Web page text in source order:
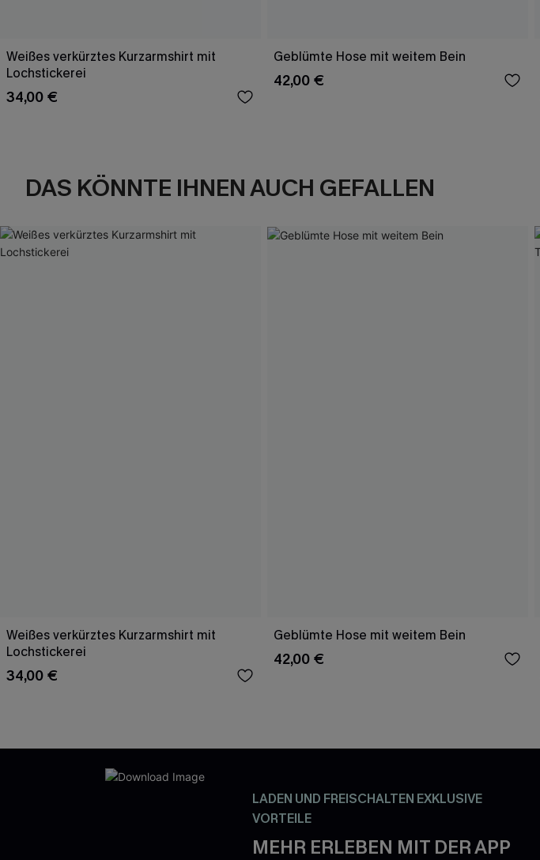
Weißes verkürztes Kurzarmshirt mit
Lochstickerei
34,00 €
Geblümte Hose mit weitem Bein
42,00 €
DAS KÖNNTE IHNEN AUCH GEFALLEN
Weißes verkürztes Kurzarmshirt mit
Lochstickerei
34,00 €
Geblümte Hose mit weitem Bein
42,00 €
LADEN UND FREISCHALTEN EXKLUSIVE
VORTEILE
MEHR ERLEBEN MIT DER APP